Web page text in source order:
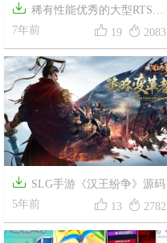
 稀有性能优秀的大型RTS国
战源码
7年前  19  2083
 SLG手游《汉王纷争》源码
5年前
 13  2782